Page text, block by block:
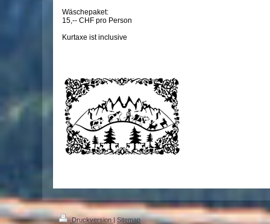
Wäschepaket:
15,-- CHF pro Person
Kurtaxe ist inclusive
Druckversion| Sitemap